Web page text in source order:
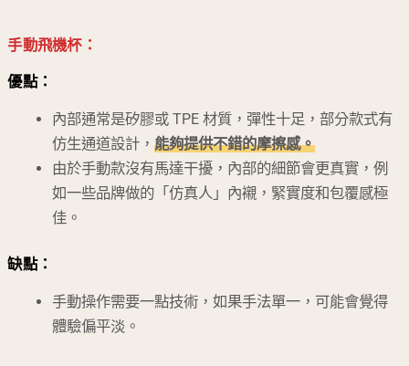
手動飛機杯：
優點：
內部通常是矽膠或 TPE 材質，彈性十足，部分款式有
仿生通道設計，能夠提供不錯的摩擦感。
由於手動款沒有馬達干擾，內部的細節會更真實，例
如一些品牌做的「仿真人」內襯，緊實度和包覆感極
佳。
缺點：
手動操作需要一點技術，如果手法單一，可能會覺得
體驗偏平淡。